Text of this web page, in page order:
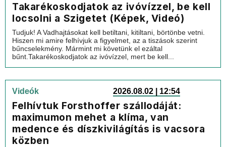
Takarékoskodjatok az ivóvízzel, be kell
locsolni a Szigetet (Képek, Videó)
Tudjuk! A Vadhajtásokat kell betiltani, kitiltani, börtönbe vetni.
Hiszen mi amire felhívjuk a figyelmet, az a tiszások szerint
bűncselekmény. Mármint mi követünk el ezáltal
bűnt.Takarékoskodjatok az ivóvízzel, mert be kell...
Videók 2026.08.02 | 12:54
Felhívtuk Forsthoffer szállodáját:
maximumon mehet a klíma, van
medence és díszkivilágítás is vacsora
közben